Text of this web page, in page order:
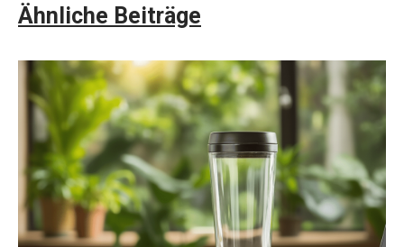
Ähnliche Beiträge